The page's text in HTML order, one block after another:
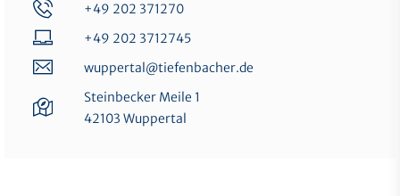
+49 202 371270
+49 202 3712745
wuppertal@tiefenbacher.de
Steinbecker Meile 1
42103 Wuppertal